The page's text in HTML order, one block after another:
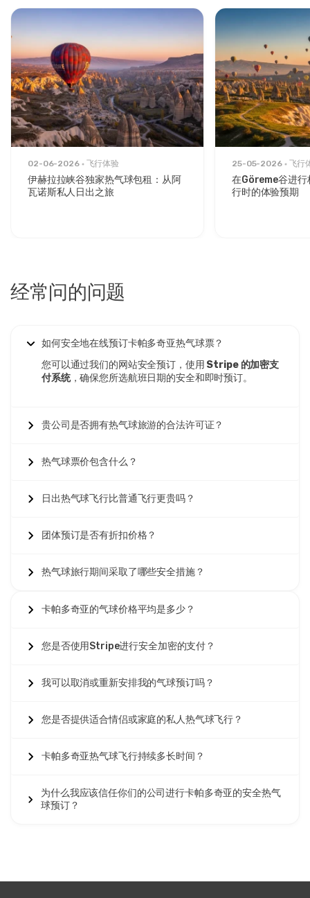
色的价值。
卡帕多奇亚豪华热气球飞行价格
在旺季要求每人€250-350的
高级费率，在淡季€200-280。这些**豪华热气球体验仅容纳
8-12名乘客，提供75-90分钟飞行、美食早餐、优先登机、
专业摄影和全程VIP服务。豪华价格反映了延长的时间、个性
化关注和奢侈设施，证明卡帕多奇亚热气球旅游价格**更高是
合理的。
卡帕多奇亚私人热气球飞行价格代表高端级别，根据季节、乘
客数量和定制，每个吊篮(不是每人)费用为€1,500-3,000。
这些**私人热气球飞行为2-8名乘客提供专用吊篮，具有灵活
的时间安排、定制路线和完全的隐私。当在乘客之间分摊时，
私人卡帕多奇亚热气球费用**与豪华每人费率相比具有竞争
力，同时提供无与伦比的独享性。
卡帕多奇亚热气球价格包含的内容
住宿的酒店接送、飞行前的简单早餐或茶点、覆盖所有乘客的
餐服务和优先登机。
卡帕多奇亚热气球价格的团体折扣适用于一起预订10人以上的
乘客，20人以上的参与者可享受额外优惠。企业团体和旅游
价格。
帕多奇亚热气球费用降低10-15%。然而，由于持续的高需
求，旺季很少提供提前购买折扣。最后一分钟预订偶尔会在飞
超出卡帕多奇亚热气球基础价格的额外费用
升级(每人€50-100)以及团体私人地面交通。这些可选附加服
卡帕多奇亚热气球飞行的支付方式通常包括信用卡(Visa、
式或在没有适当文件的情况下要求提前全额付款的运营商。
为天气取消提供全额退款，并提供免费重新安排或全额退款选
投资免受不可预见情况的影响。
卡帕多奇亚热气球价格类别的价值比较显示，标准飞行最大化
乘客数量经济性，舒适飞行最优化地平衡价格和体验，豪华飞
之间分摊时提供无与伦比的独享性。您的理想类别取决于预
算、场合重要性和期望的体验水平。
了解卡帕多奇亚热气球门票价格使您能够做出明智的预订决
策，确保您选择符合预算的飞行类别，同时提供在仙女烟囱、
02-06-2026 飞行体验
伊赫拉拉峡谷独家热气球包租：从阿
瓦诺斯私人日出之旅
25-05-2026 飞行
在Göreme谷进行
行时的体验预期
经常问的问题
如何安全地在线预订卡帕多奇亚热气球票？
您可以通过我们的网站安全预订，使用 Stripe 的加密支
付系统，确保您所选航班日期的安全和即时预订。
贵公司是否拥有热气球旅游的合法许可证？
热气球票价包含什么？
日出热气球飞行比普通飞行更贵吗？
团体预订是否有折扣价格？
热气球旅行期间采取了哪些安全措施？
卡帕多奇亚的气球价格平均是多少？
您是否使用Stripe进行安全加密的支付？
我可以取消或重新安排我的气球预订吗？
您是否提供适合情侣或家庭的私人热气球飞行？
卡帕多奇亚热气球飞行持续多长时间？
为什么我应该信任你们的公司进行卡帕多奇亚的安全热气
球预订？